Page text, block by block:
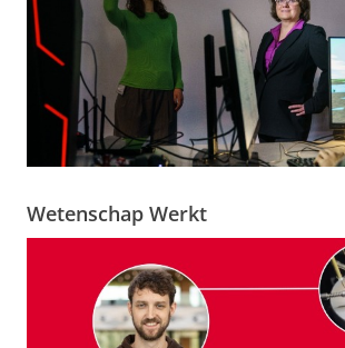
Wetenschap Werkt